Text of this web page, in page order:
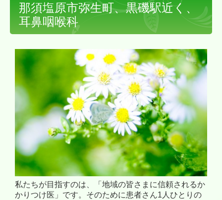
那須塩原市弥生町、黒磯駅近く、
耳鼻咽喉科
私たちが目指すのは、「地域の皆さまに信頼されるか
かりつけ医」です。そのために患者さん1人ひとりの